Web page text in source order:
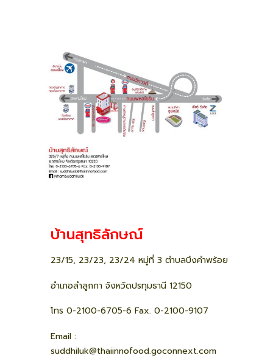
บ้านสุทธิลักษณ์
23/15, 23/23, 23/24 หมู่ที่ 3 ตำบลบึงคำพร้อย
อำเภอลำลูกกา จังหวัดปรทุมธานี 12150
โทร 0-2100-6705-6 Fax. 0-2100-9107
Email :
suddhiluk@thaiinnofood.goconnext.com